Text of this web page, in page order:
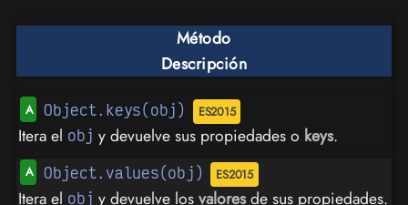
Método
Descripción
Object.keys(obj)
Itera el obj y devuelve sus propiedades o keys.
Object.values(obj)
Itera el obj y devuelve losvaloresde sus propiedades.